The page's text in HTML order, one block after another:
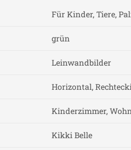
Für Kinder, Tiere,
grün
Leinwandbilder
Horizontal,
Kinderzimmer,
Kikki Belle